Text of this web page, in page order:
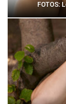
FOTOS: